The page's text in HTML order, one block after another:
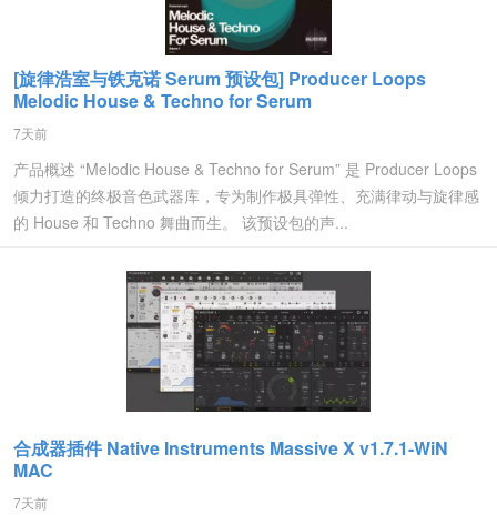
[旋律浩室与铁克诺 Serum 预设包] Producer Loops
Melodic House & Techno for Serum
7天前
产品概述 “Melodic House & Techno for Serum” 是 Producer Loops
倾力打造的终极音色武器库，专为制作极具弹性、充满律动与旋律感
的 House 和 Techno 舞曲而生。 该预设包的声...
合成器插件 Native Instruments Massive X v1.7.1-WiN
MAC
7天前